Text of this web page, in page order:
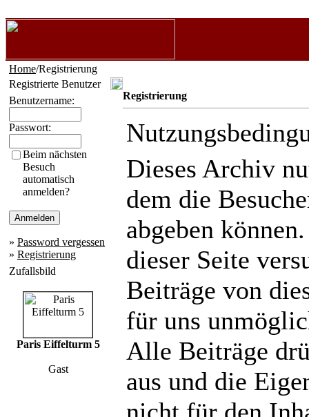
Home/Registrierung
Registrierte Benutzer
Benutzername:
Passwort:
Beim nächsten
Besuch
automatisch
anmelden?
» Password vergessen
» Registrierung
Zufallsbild
Paris Eiffelturm 5
Gast
Registrierung
Dieses Archiv
dem die
abgeben
dieser Seite
Beiträge von
für uns
Alle Beiträge
aus und die